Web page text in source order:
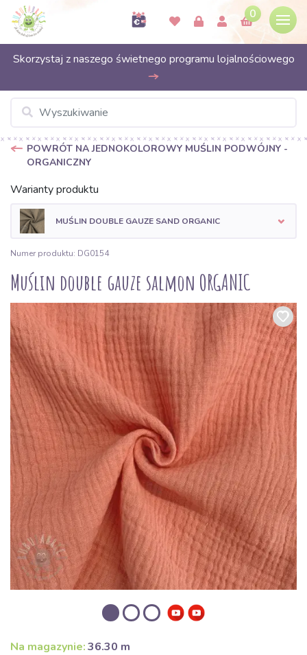
0
Skorzystaj z naszego świetnego programu lojalnościowego
POWRÓT NA JEDNOKOLOROWY MUŚLIN PODWÓJNY -
ORGANICZNY
Warianty produktu
MUŚLIN DOUBLE GAUZE SAND ORGANIC
Numer produktu: DG0154
Muślin double gauze salmon ORGANIC
Na magazynie:36.30 m